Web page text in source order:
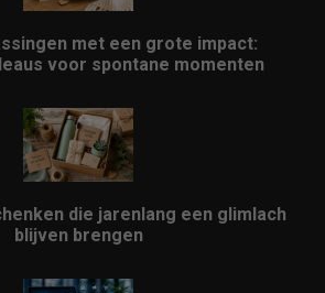
met een grote impact:
voor spontane momenten
die jarenlang een glimlach
blijven brengen